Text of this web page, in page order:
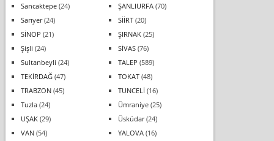
Sancaktepe(24) ŞANLIURFA(70)
Sarıyer(24) SİİRT(20)
SİNOP (21) ŞIRNAK(25)
Şişli (24) SİVAS(76)
Sultanbeyli (24) TALEP (589)
TEKİRDAĞ(47) TOKAT(48)
TRABZON(45) TUNCELİ (16)
Tuzla(24) Ümraniye(25)
UŞAK(29) Üsküdar(24)
VAN(54) YALOVA(16)